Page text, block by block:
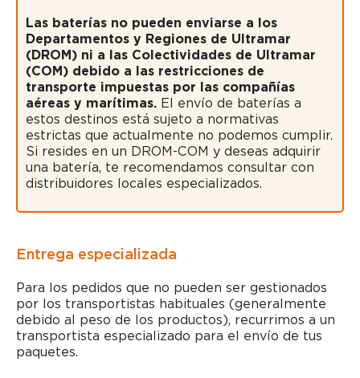
Las baterías no pueden enviarse a los
Departamentos y Regiones de Ultramar
(DROM) ni a las Colectividades de Ultramar
(COM) debido a las restricciones de
transporte impuestas por las compañías
aéreas y marítimas. El envío de baterías a
estos destinos está sujeto a normativas
estrictas que actualmente no podemos cumplir.
Si resides en un DROM-COM y deseas adquirir
una batería, te recomendamos consultar con
distribuidores locales especializados.
Entrega especializada
Para los pedidos que no pueden ser gestionados
por los transportistas habituales (generalmente
debido al peso de los productos), recurrimos a un
transportista especializado para el envío de tus
paquetes.